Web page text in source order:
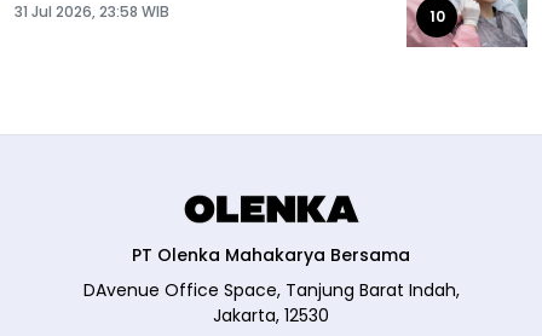
31 Jul 2026, 23:58 WIB 10
PT Olenka Mahakarya Bersama
DAvenue Office Space, Tanjung Barat Indah,
Jakarta, 12530